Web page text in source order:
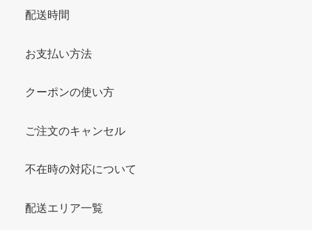
配送時間
お支払い方法
クーポンの使い方
ご注文のキャンセル
不在時の対応について
配送エリア一覧